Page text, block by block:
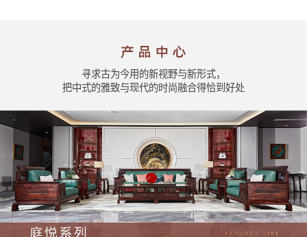
寻求古为今用的新视野与新形式，
把中式的雅致与现代的时尚融合得恰到好处